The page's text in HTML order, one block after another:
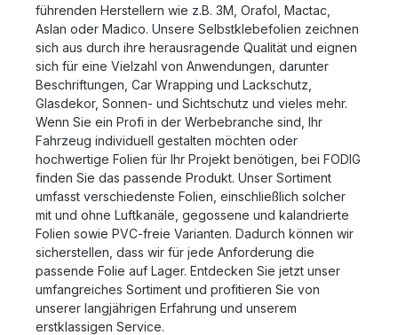
führenden Herstellern wie z.B. 3M, Orafol, Mactac,
Aslan oder Madico. Unsere Selbstklebefolien zeichnen
sich aus durch ihre herausragende Qualität und eignen
sich für eine Vielzahl von Anwendungen, darunter
Beschriftungen, Car Wrapping und Lackschutz,
Glasdekor, Sonnen- und Sichtschutz und vieles mehr.
Wenn Sie ein Profi in der Werbebranche sind, Ihr
Fahrzeug individuell gestalten möchten oder
hochwertige Folien für Ihr Projekt benötigen, bei FODIG
finden Sie das passende Produkt. Unser Sortiment
umfasst verschiedenste Folien, einschließlich solcher
mit und ohne Luftkanäle, gegossene und kalandrierte
Folien sowie PVC-freie Varianten. Dadurch können wir
sicherstellen, dass wir für jede Anforderung die
passende Folie auf Lager. Entdecken Sie jetzt unser
umfangreiches Sortiment und profitieren Sie von
unserer langjährigen Erfahrung und unserem
erstklassigen Service.